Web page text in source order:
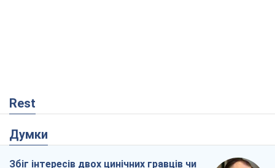
Rest
Думки
Збіг інтересів двох цинічних гравців чи